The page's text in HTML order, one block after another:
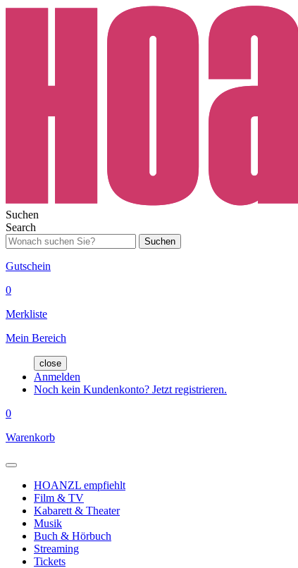
Suchen
Search
Suchen
Gutschein
0
Merkliste
Mein Bereich
close
Anmelden
Noch kein Kundenkonto? Jetzt registrieren.
0
Warenkorb
HOANZL empfiehlt
Film & TV
Kabarett & Theater
Musik
Buch & Hörbuch
Streaming
Tickets